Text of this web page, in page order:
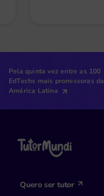
Pela quinta vez entre as 100
EdTechs mais promissoras da
América Latina
Quero ser tutor